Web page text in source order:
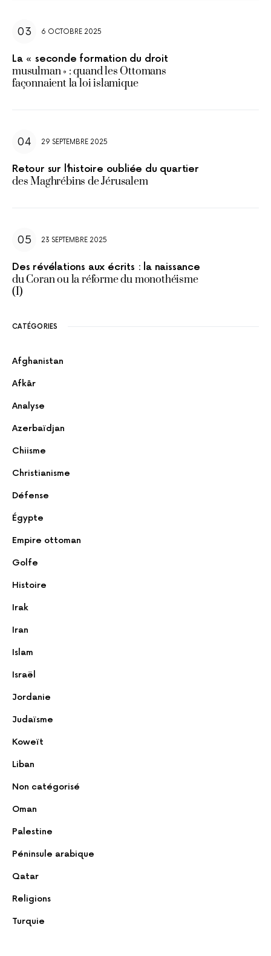
6 OCTOBRE 2025
La « seconde formation du droit
musulman » : quand les Ottomans
façonnaient la loi islamique
29 SEPTEMBRE 2025
Retour sur l’histoire oubliée du quartier
des Maghrébins de Jérusalem
23 SEPTEMBRE 2025
Des révélations aux écrits : la naissance
du Coran ou la réforme du monothéisme
(I)
CATÉGORIES
Afghanistan
Afkār
Analyse
Azerbaïdjan
Chiisme
Christianisme
Défense
Égypte
Empire ottoman
Golfe
Histoire
Irak
Iran
Islam
Israël
Jordanie
Judaïsme
Koweït
Liban
Non catégorisé
Oman
Palestine
Péninsule arabique
Qatar
Religions
Turquie